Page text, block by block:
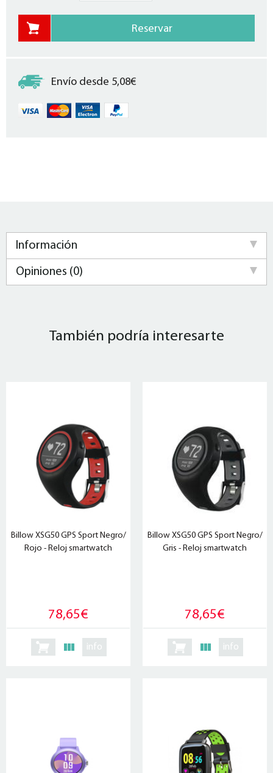
Envío desde 5,08€
Información
Opiniones (0)
También podría interesarte
Billow XSG50 GPS Sport Negro/
Rojo - Reloj smartwatch
78,65€
info
Billow XSG50 GPS Sport Negro/
Gris - Reloj smartwatch
78,65€
info